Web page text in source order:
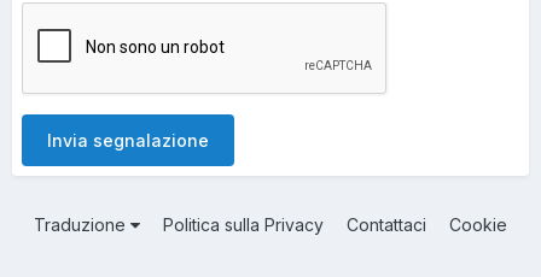
Invia segnalazione
Traduzione Politica sulla Privacy Contattaci Cookie